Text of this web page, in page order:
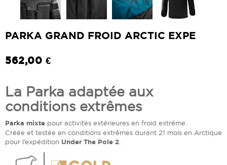
PARKA GRAND FROID ARCTIC EXPE
562,00 €
La Parka adaptée aux
conditions extrêmes
Parka mixte pour activités extérieures en froid extrême.
Créée et testée en conditions extrêmes durant 21 mois en Arctique
pour l’expédition Under The Pole 2